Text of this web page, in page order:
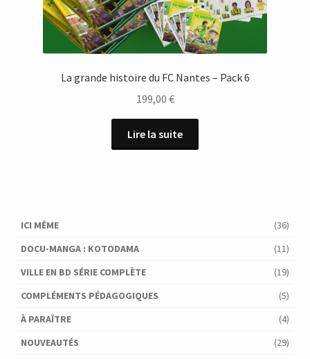
La grande histoire du FC Nantes – Pack 6
199,00 €
Lire la suite
ICI MÊME
(36)
DOCU-MANGA : KOTODAMA
(11)
VILLE EN BD SÉRIE COMPLÈTE
(19)
COMPLÉMENTS PÉDAGOGIQUES
(5)
À PARAÎTRE
(4)
NOUVEAUTÉS
(29)